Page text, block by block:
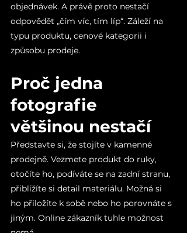
objednávek. A právě proto nestačí
odpovědět „čím víc, tím líp“. Záleží na
typu produktu, cenové kategorii i
způsobu prodeje.
Proč jedna
fotografie
většinou nestačí
Představte si, že stojíte v kamenné
prodejně. Vezmete produkt do ruky,
otočíte ho, podíváte se na zadní stranu,
přiblížíte si detail materiálu. Možná si
ho přiložíte k sobě nebo ho porovnáte s
jiným. Online zákazník tuhle možnost